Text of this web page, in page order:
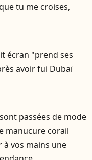
tu me croises,
écran "prend ses
avoir fui Dubaï
passées de mode
manucure corail
vos mains une